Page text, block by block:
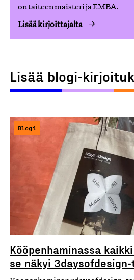
on taiteen maisteri ja EMBA.
Lisää kirjoittajalta
Lisää blogi-
Blogi
Kööpenhaminassa
se näkyi